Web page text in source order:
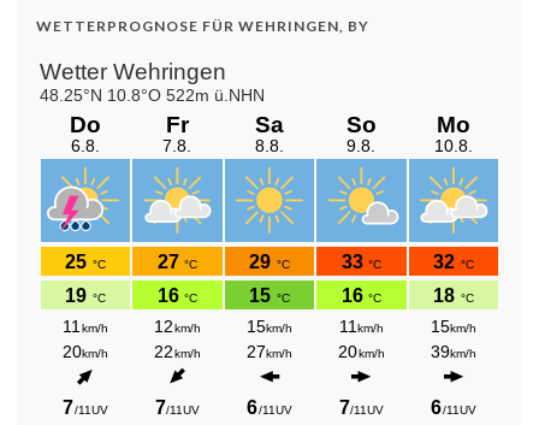
WETTERPROGNOSE FÜR WEHRINGEN, BY